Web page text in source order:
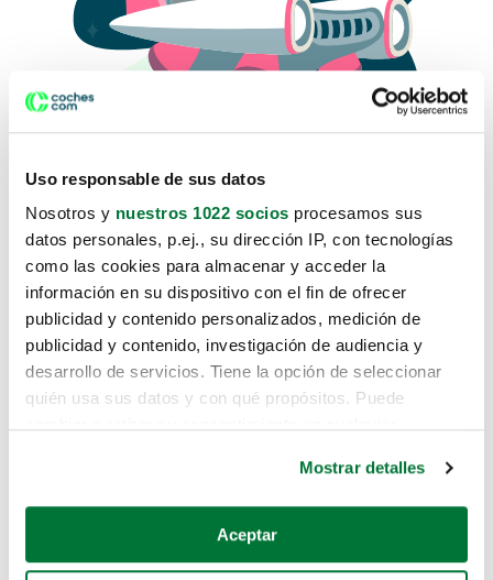
Uso responsable de sus datos
Nosotros y nuestros 1022 socios procesamos sus
datos personales, p.ej., su dirección IP, con tecnologías
como las cookies para almacenar y acceder la
información en su dispositivo con el fin de ofrecer
publicidad y contenido personalizados, medición de
publicidad y contenido, investigación de audiencia y
desarrollo de servicios. Tiene la opción de seleccionar
quién usa sus datos y con qué propósitos. Puede
Si lo permite, también quisiéramos:
Recopilar información sobre su ubicación geográfica
Mostrar detalles
Aceptar
Lo sentimos, no sabemos como
te hemos traido hasta aquí.
Pero puedes encontrar el coche que estás
buscando en alguno de estos enlaces:
Coches de segunda mano
Coches de km0